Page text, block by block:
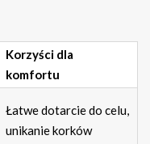
Korzyści dla
komfortu
Łatwe dotarcie do celu,
unikanie korków